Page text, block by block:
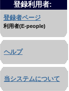
登録利用者:
登録者ページ
利用者(E-people)
ヘルプ
当システムについて